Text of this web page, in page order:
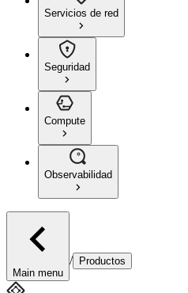
Servicios de red
Seguridad
Compute
Observabilidad
Main menu
/ Productos